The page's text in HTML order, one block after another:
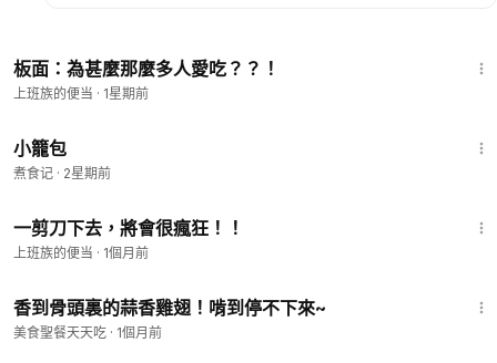
板面：為甚麼那麼多人愛吃？？！
上班族的便当 · 1星期前
小籠包
煮食记 · 2星期前
一剪刀下去，將會很瘋狂！！
上班族的便当 · 1個月前
香到骨頭裏的蒜香雞翅！啃到停不下來~
美食聖餐天天吃 · 1個月前